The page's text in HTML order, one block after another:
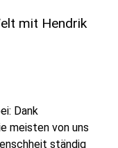
mit Hendrik
Dank
meisten von uns
ständig